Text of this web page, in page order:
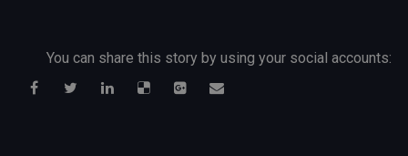
You can share this story by using your social accounts: